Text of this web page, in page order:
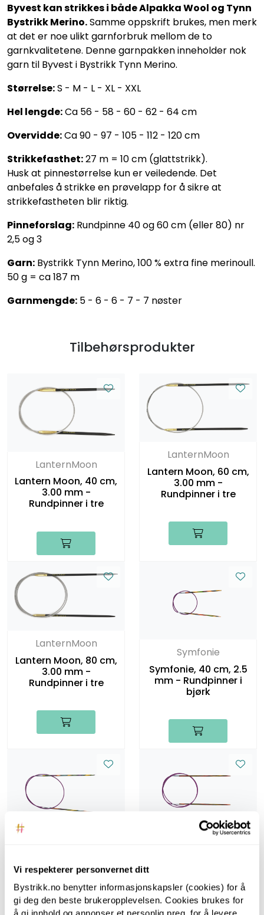
Vi respekterer personvernet ditt
Bystrikk.no benytter informasjonskapsler (cookies) for å
gi deg den beste brukeropplevelsen. Cookies brukes for
Byvest kan strikkes i både Alpakka Wool og Tynn
Bystrikk Merino.Samme oppskrift brukes, men merk
at det er noe ulikt garnforbruk mellom de to
garnkvalitetene. Denne garnpakken inneholder nok
garn til Byvest i Bystrikk Tynn Merino.
Størrelse:S - M - L - XL - XXL
Hel lengde:Ca 56 - 58 - 60 - 62 - 64 cm
Overvidde:Ca 90 - 97 - 105 - 112 - 120 cm
Strikkefasthet:27 m = 10 cm (glattstrikk).
Husk at pinnestørrelse kun er veiledende. Det
anbefales å strikke en prøvelapp for å sikre at
strikkefastheten blir riktig.
Pinneforslag: Rundpinne 40 og 60 cm (eller 80) nr
2,5 og 3
Garn: Bystrikk Tynn Merino, 100 % extra fine merinoull.
50 g = ca 187 m
Garnmengde: 5 - 6 - 6 - 7 - 7 nøster
Tilbehørsprodukter
LanternMoon
Lantern Moon, 40 cm,
3.00 mm -
Rundpinner i tre
LanternMoon
Lantern Moon, 60 cm,
3.00 mm -
Rundpinner i tre
LanternMoon
Lantern Moon, 80 cm,
3.00 mm -
Rundpinner i tre
Symfonie
Symfonie, 40 cm, 2.5
mm - Rundpinner i
bjørk
mm - Rundpinner i
bjørk
Symfonie